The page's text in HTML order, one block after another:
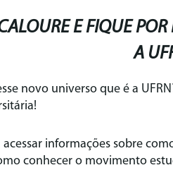
E FIQUE
A
novo universo que é a
informações sobre
conhecer o movimento